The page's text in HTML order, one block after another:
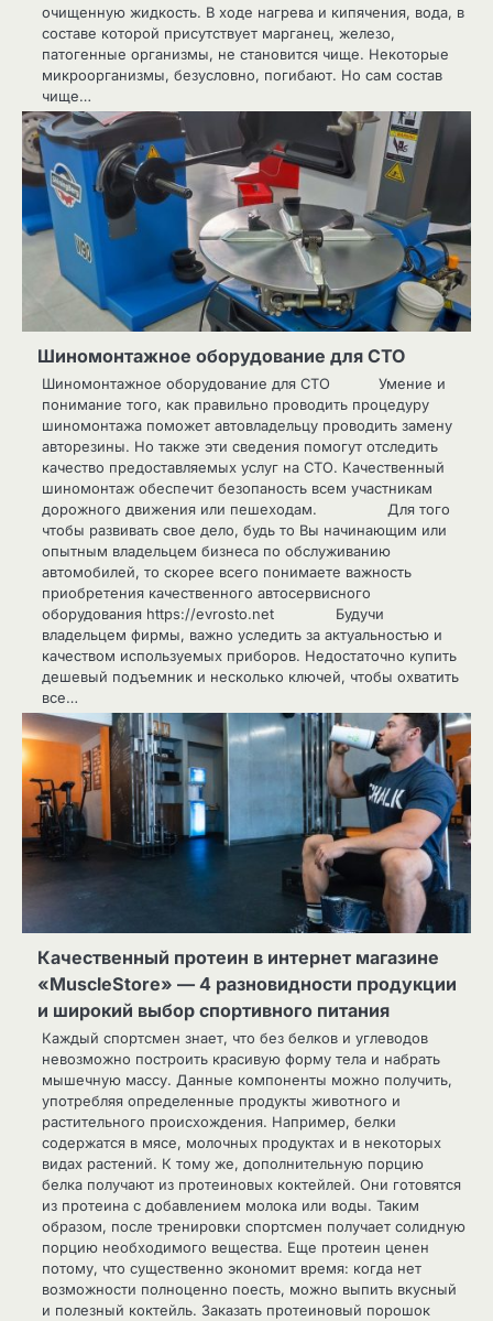
очищенную жидкость. В ходе нагрева и кипячения, вода, в
составе которой присутствует марганец, железо,
патогенные организмы, не становится чище. Некоторые
микроорганизмы, безусловно, погибают. Но сам состав
чище…
Шиномонтажное оборудование для СТО
Шиномонтажное оборудование для СТО Умение и
понимание того, как правильно проводить процедуру
шиномонтажа поможет автовладельцу проводить замену
авторезины. Но также эти сведения помогут отследить
качество предоставляемых услуг на СТО. Качественный
шиномонтаж обеспечит безопаность всем участникам
дорожного движения или пешеходам. Для того
чтобы развивать свое дело, будь то Вы начинающим или
опытным владельцем бизнеса по обслуживанию
автомобилей, то скорее всего понимаете важность
приобретения качественного автосервисного
оборудования https://evrosto.net Будучи
владельцем фирмы, важно уследить за актуальностью и
качеством используемых приборов. Недостаточно купить
дешевый подъемник и несколько ключей, чтобы охватить
все…
Качественный протеин в интернет магазине
«MuscleStore» — 4 разновидности продукции
и широкий выбор спортивного питания
Каждый спортсмен знает, что без белков и углеводов
невозможно построить красивую форму тела и набрать
мышечную массу. Данные компоненты можно получить,
употребляя определенные продукты животного и
растительного происхождения. Например, белки
содержатся в мясе, молочных продуктах и в некоторых
видах растений. К тому же, дополнительную порцию
белка получают из протеиновых коктейлей. Они готовятся
из протеина с добавлением молока или воды. Таким
образом, после тренировки спортсмен получает солидную
порцию необходимого вещества. Еще протеин ценен
потому, что существенно экономит время: когда нет
возможности полноценно поесть, можно выпить вкусный
и полезный коктейль. Заказать протеиновый порошок